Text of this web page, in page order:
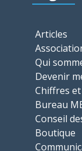
Articles
Qui
Devenir
Chiffres
Bureau
Conseil
Boutique